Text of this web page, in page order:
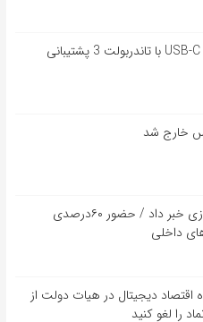
آیفون 15 پرو احتمالاً از USB-C با تاندربولت 3 پشتیبانی
خارج شد
شورای عالی فضای مجازی خبر داد / حضور ۶۰درصدی
داخلی
اقتصاد دیجیتال در هیات دولت از
را لغو کنید